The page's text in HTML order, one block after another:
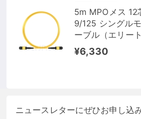
5m MPOメス 12
9/125 シングル
ーブル（エリー
¥6,330
ニュースレターにぜひお申し込